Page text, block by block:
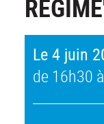
Le 4 juin
de 16h30